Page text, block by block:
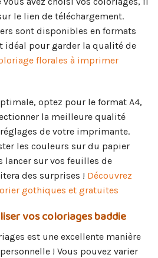
le lien de téléchargement.
sont disponibles en formats
idéal pour garder la qualité de
florales à imprimer
optez pour le format A4,
la meilleure qualité
de votre imprimante.
les couleurs sur du papier
lancer sur vos feuilles de
des surprises ! Découvrez
gothiques et gratuites
vos coloriages baddie
est une excellente manière
! Vous pouvez varier